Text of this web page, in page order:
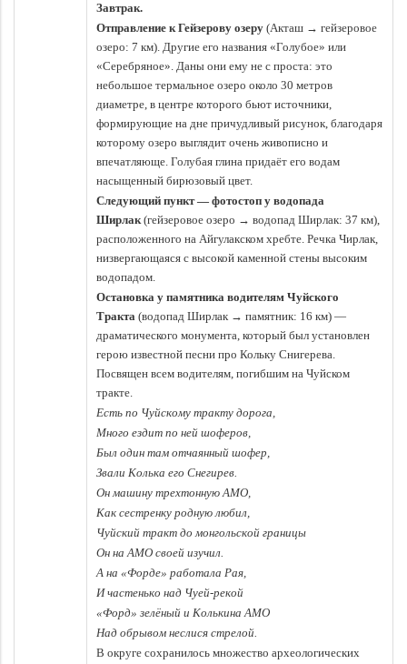
Завтрак.
Отправление к Гейзерову озеру (Акташ → гейзеровое
озеро: 7 км). Другие его названия «Голубое» или
«Серебряное». Даны они ему не с проста: это
небольшое термальное озеро около 30 метров
диаметре, в центре которого бьют источники,
формирующие на дне причудливый рисунок, благодаря
которому озеро выглядит очень живописно и
впечатляюще. Голубая глина придаёт его водам
насыщенный бирюзовый цвет.
Следующий пункт — фотостоп у водопада
Ширлак(гейзеровое озеро → водопад Ширлак: 37 км),
расположенного на Айгулакском хребте. Речка Чирлак,
низвергающаяся с высокой каменной стены высоким
водопадом.
Остановка у памятника водителям Чуйского
Тракта (водопад Ширлак → памятник: 16 км) —
драматического монумента, который был установлен
герою известной песни про Кольку Снигерева.
Посвящен всем водителям, погибшим на Чуйском
тракте.
Есть по Чуйскому тракту дорога,
Много ездит по ней шоферов,
Был один там отчаянный шофер,
Звали Колька его Снегирев.
Он машину трехтонную АМО,
Как сестренку родную любил,
Чуйский тракт до монгольской границы
Он на АМО своей изучил.
А на «Форде» работала Рая,
И частенько над Чуей-рекой
«Форд» зелёный и Колькина АМО
Над обрывом неслися стрелой.
В округе сохранилось множество археологических